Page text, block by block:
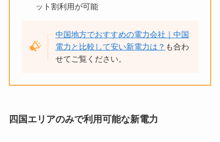
ット割利用が可能
中国地方でおすすめの電力会社｜中国
電力と比較して安い新電力は？ も合わ
せてご覧ください。
四国エリアのみで利用可能な新電力